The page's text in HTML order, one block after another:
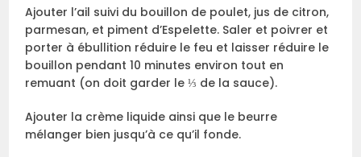
Ajouter l’ail suivi du bouillon de poulet, jus de citron,
parmesan, et piment d’Espelette. Saler et poivrer et
porter à ébullition réduire le feu et laisser réduire le
bouillon pendant 10 minutes environ tout en
remuant (on doit garder le ⅓ de la sauce).
Ajouter la crème liquide ainsi que le beurre
mélanger bien jusqu’à ce qu’il fonde.